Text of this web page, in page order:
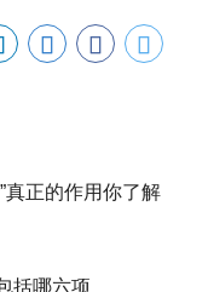
正的作用你了解
括哪六项